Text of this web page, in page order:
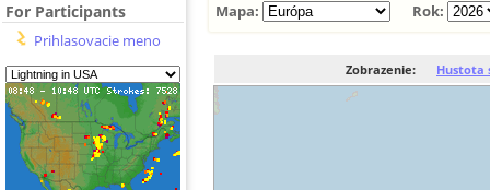
For Participants
Prihlasovacie meno
Mapa: Rok:
Zobrazenie: Hustota